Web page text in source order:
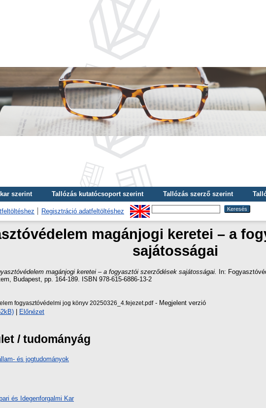
szerint Tallózás kutatócsoport szerint Tallózás szerző szerint
Regisztráció adatfeltöltéshez
magánjogi keretei – a
sajátosságai
magánjogi keretei – a fogyasztói szerződések sajátosságai.
In:
Budapest, pp. 164-189. ISBN 978-615-6886-13-2
fogyasztóvédelmi jog könyv 20250326_4.fejezet.pdf- Megjelent verzió
| Előnézet
/ tudományág
és jogtudományok
és Idegenforgalmi Kar